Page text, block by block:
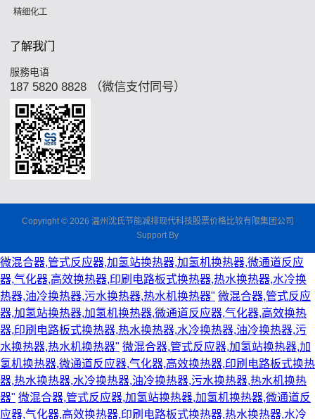
精细化工
了解我门
服務电语
187 5820 8828 （微信支付同号）
Copyright © 2026 温州沈氏节能减排现代科技股票价格比较有限集团公司
Support By
微混合器,管式反应器,加氢站换热器,加氢机换热器,微通道反应
器,气化器,高效换热器,印刷电路板式换热器,热水换热器,水冷换
热器,油冷换热器,污水换热器,热水机换热器" 微混合器,管式反应
器,加氢站换热器,加氢机换热器,微通道反应器,气化器,高效换热
器,印刷电路板式换热器,热水换热器,水冷换热器,油冷换热器,污
水换热器,热水机换热器" 微混合器,管式反应器,加氢站换热器,加
氢机换热器,微通道反应器,气化器,高效换热器,印刷电路板式换热
器,热水换热器,水冷换热器,油冷换热器,污水换热器,热水机换热
器" 微混合器,管式反应器,加氢站换热器,加氢机换热器,微通道反
应器,气化器,高效换热器,印刷电路板式换热器,热水换热器,水冷